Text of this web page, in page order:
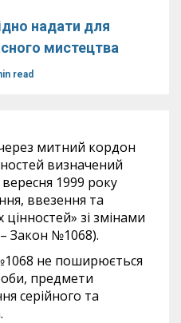
надати для
мистецтва
read
митний кордон
визначений
1999 року
ввезення та
зі змінами
Закон №1068).
не поширюється
предмети
серійного та